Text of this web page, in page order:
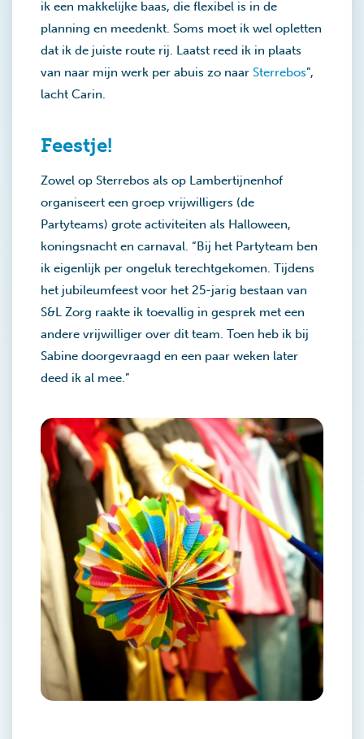
ik een makkelijke baas, die flexibel is in de
planning en meedenkt. Soms moet ik wel opletten
dat ik de juiste route rij. Laatst reed ik in plaats
van naar mijn werk per abuis zo naar Sterrebos”,
lacht Carin.
Feestje!
Zowel op Sterrebos als op Lambertijnenhof
organiseert een groep vrijwilligers (de
Partyteams) grote activiteiten als Halloween,
koningsnacht en carnaval. “Bij het Partyteam ben
ik eigenlijk per ongeluk terechtgekomen. Tijdens
het jubileumfeest voor het 25-jarig bestaan van
S&L Zorg raakte ik toevallig in gesprek met een
andere vrijwilliger over dit team. Toen heb ik bij
Sabine doorgevraagd en een paar weken later
deed ik al mee.”